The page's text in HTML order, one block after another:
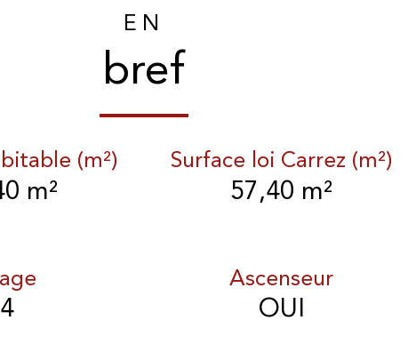
EN
bref
(m²)
m²
Surface loi Carrez (m²)
57,40 m²
4
Ascenseur
OUI